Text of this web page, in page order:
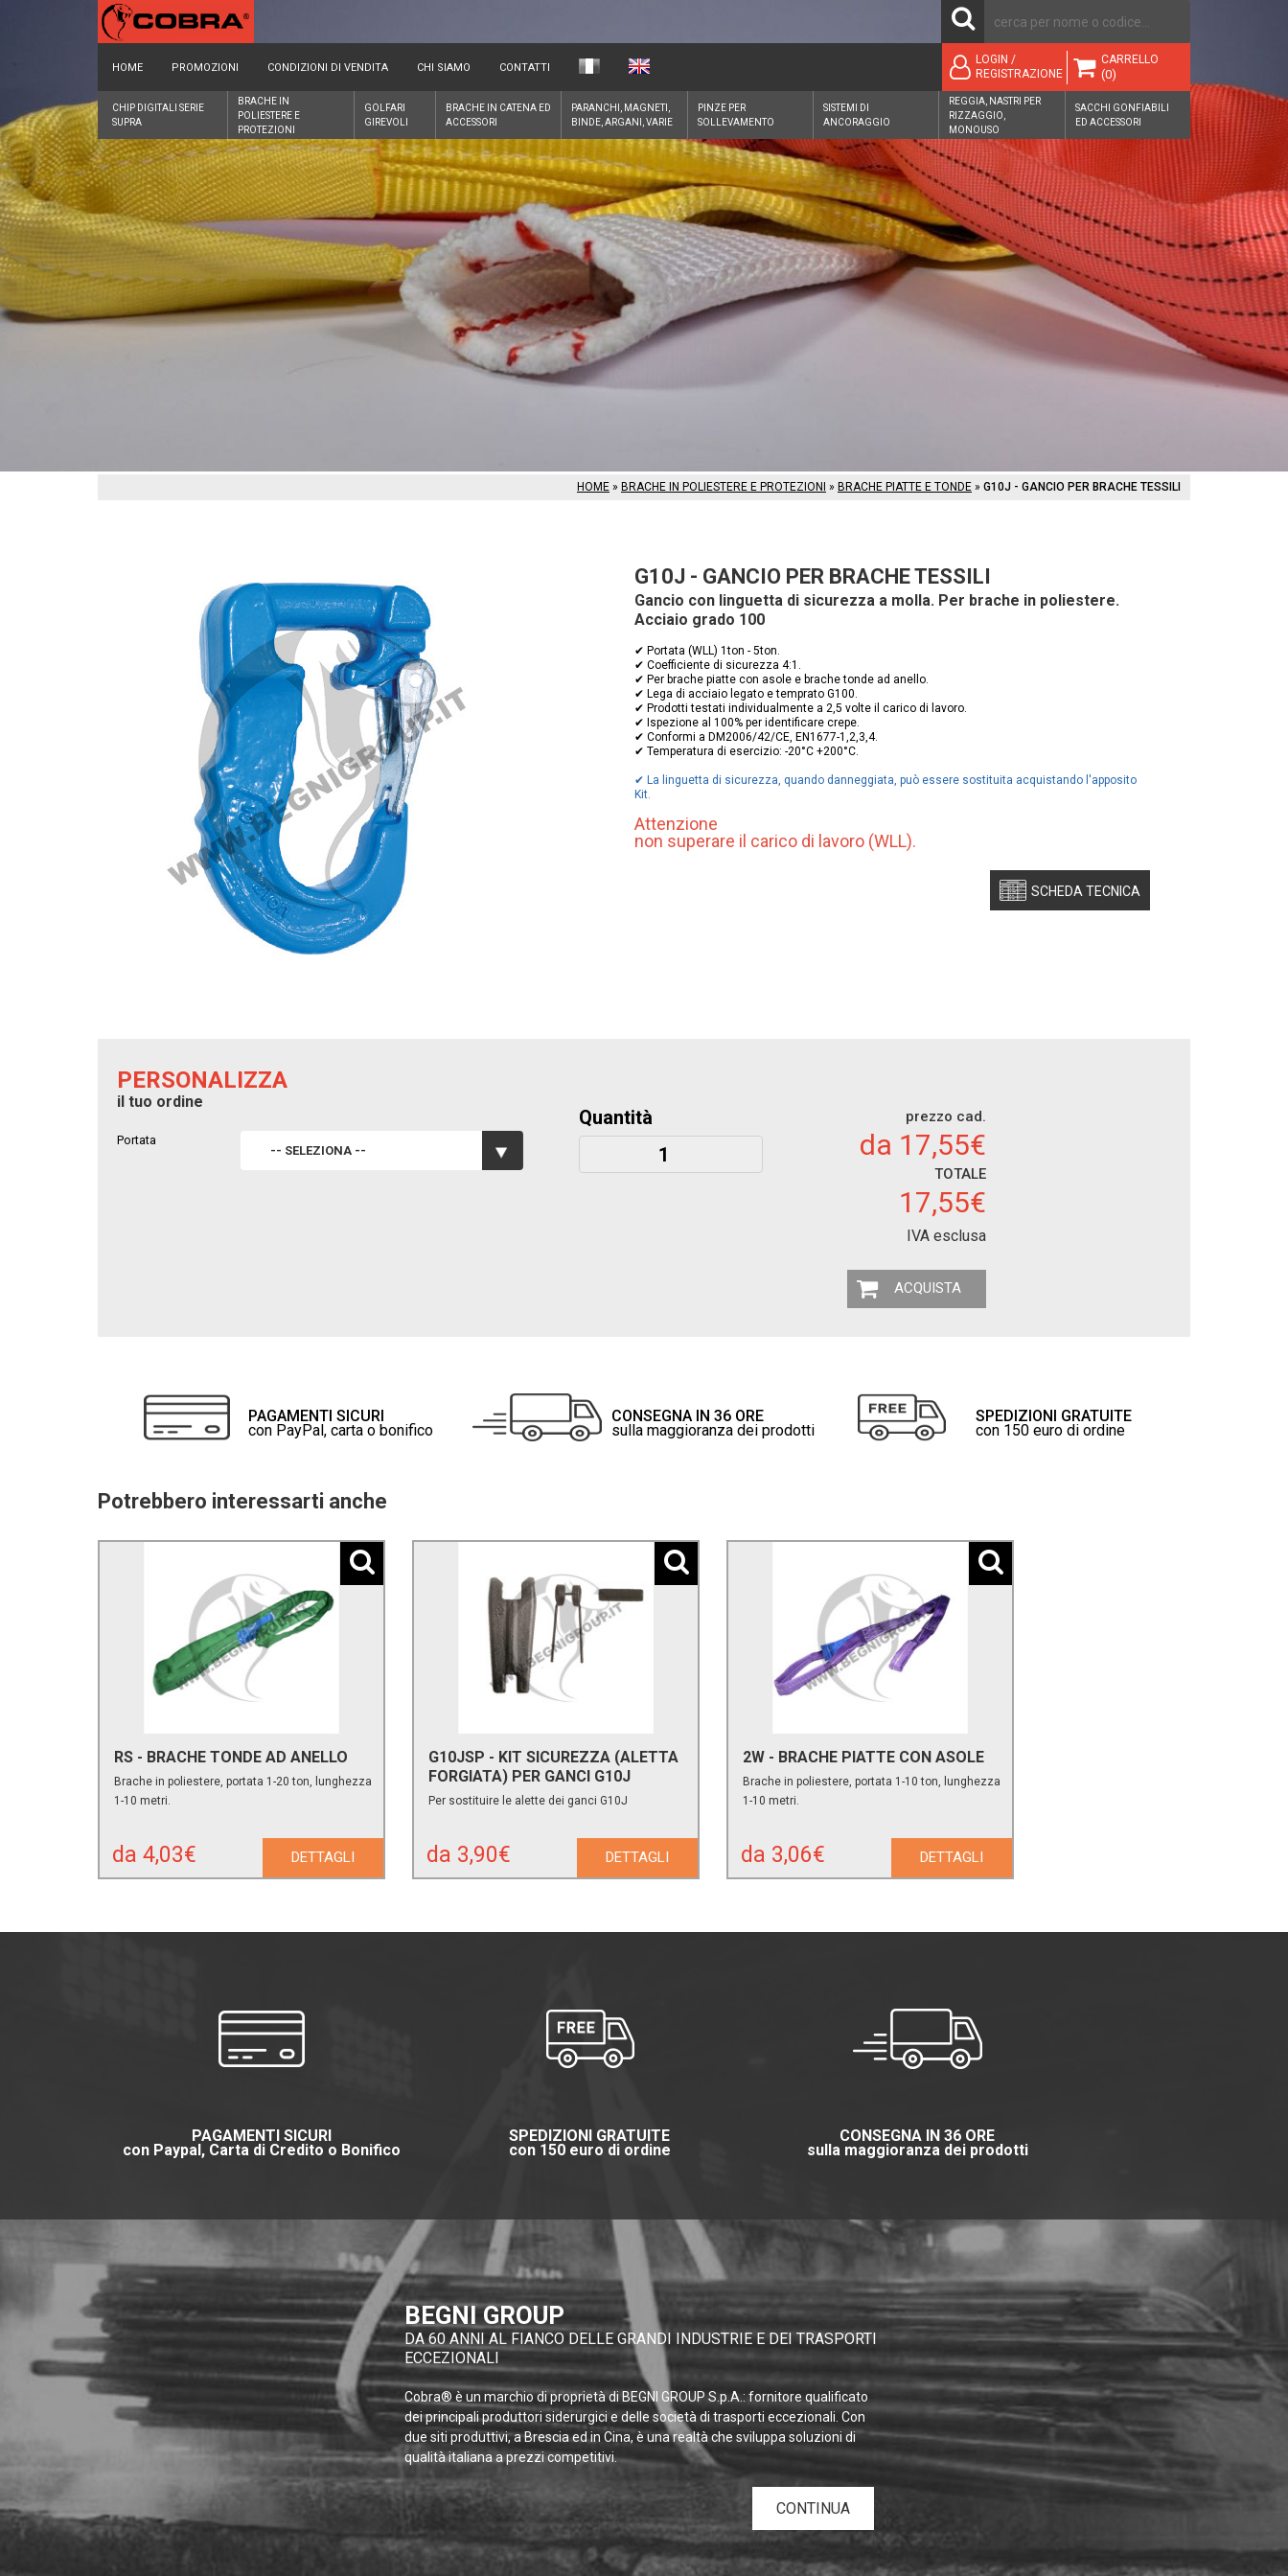
HOME PROMOZIONI CONDIZIONI DI VENDITA CHI SIAMO CONTATTI
LOGIN /
REGISTRAZIONE
CARRELLO
(0)
CHIP DIGITALI SERIE
SUPRA
BRACHE IN
POLIESTERE E
PROTEZIONI
GOLFARI
GIREVOLI
BRACHE IN CATENA ED
ACCESSORI
PARANCHI, MAGNETI,
BINDE, ARGANI, VARIE
PINZE PER
SOLLEVAMENTO
SISTEMI DI
ANCORAGGIO
REGGIA, NASTRI PER
RIZZAGGIO,
MONOUSO
SACCHI GONFIABILI
ED ACCESSORI
HOME » BRACHE IN POLIESTERE E PROTEZIONI » BRACHE PIATTE E TONDE » G10J - GANCIO PER BRACHE TESSILI
G10J - GANCIO PER BRACHE TESSILI
Gancio con linguetta di sicurezza a molla. Per brache in poliestere.
Acciaio grado 100
✔ Portata (WLL) 1ton - 5ton.
✔ Coefficiente di sicurezza 4:1.
✔ Per brache piatte con asole e brache tonde ad anello.
✔ Lega di acciaio legato e temprato G100.
✔ Prodotti testati individualmente a 2,5 volte il carico di lavoro.
✔ Ispezione al 100% per identificare crepe.
✔ Conformi a DM2006/42/CE, EN1677-1,2,3,4.
✔ Temperatura di esercizio: -20°C +200°C.
✔ La linguetta di sicurezza, quando danneggiata, può essere sostituita acquistando l'apposito
Kit.
Attenzione
non superare il carico di lavoro (WLL).
SCHEDA TECNICA
PERSONALIZZA
il tuo ordine
Portata
-- SELEZIONA --
Quantità prezzo cad.
da 17,55€
TOTALE
17,55€
IVA esclusa
ACQUISTA
SPEDIZIONI GRATUITE
con 150 euro di ordine
CONSEGNA IN 36 ORE
sulla maggioranza dei prodotti
PAGAMENTI SICURI
con PayPal, carta o bonifico
Potrebbero interessarti anche
RS - BRACHE TONDE AD ANELLO
Brache in poliestere, portata 1-20 ton, lunghezza
1-10 metri.
da 4,03€ DETTAGLI
G10JSP - KIT SICUREZZA (ALETTA
FORGIATA) PER GANCI G10J
Per sostituire le alette dei ganci G10J
da 3,90€ DETTAGLI
2W - BRACHE PIATTE CON ASOLE
Brache in poliestere, portata 1-10 ton, lunghezza
1-10 metri.
da 3,06€ DETTAGLI
PAGAMENTI SICURI
con Paypal, Carta di Credito o Bonifico
SPEDIZIONI GRATUITE
con 150 euro di ordine
CONSEGNA IN 36 ORE
sulla maggioranza dei prodotti
BEGNI GROUP
DA 60 ANNI AL FIANCO DELLE GRANDI INDUSTRIE E DEI TRASPORTI
ECCEZIONALI
Cobra® è un marchio di proprietà di BEGNI GROUP S.p.A.: fornitore qualificato
dei principali produttori siderurgici e delle società di trasporti eccezionali. Con
due siti produttivi, a Brescia ed in Cina, è una realtà che sviluppa soluzioni di
qualità italiana a prezzi competitivi.
CONTINUA